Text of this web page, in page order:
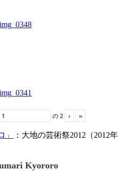
の2 › »
」
：大地の芸術祭2012（2012年
Kyororo